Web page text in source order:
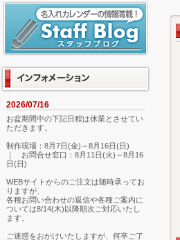
2026/07/16
お盆期間中の下記日程は休業とさせてい
ただきます。
制作現場：8月7日(金)～8月16日(日)
｜ お問合せ窓口：8月11日(火)～8月16
日(日)
WEBサイトからのご注文は随時承ってお
りますが、
各種お問い合わせの返信や各種ご案内に
ついては8/14(木)以降順次ご対応いたし
ます。
ご迷惑をおかけいたしますが、何卒ご了